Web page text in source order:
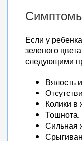
Если у
зеленого
следующими
Вялость
Колики в
Тошнота.
Сильная